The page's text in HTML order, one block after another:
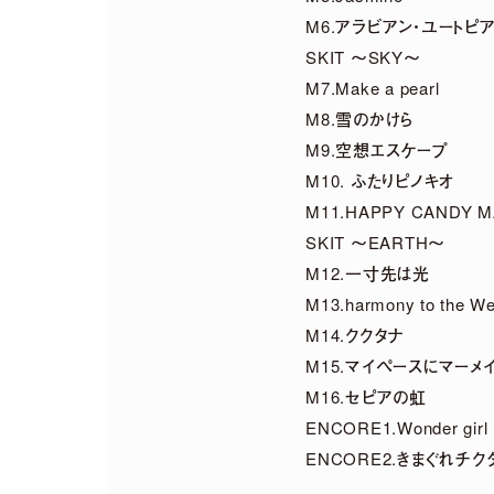
2026. 07.29
「harmoe」×「
2026.07.22
2026年12月13日「
M6.アラビアン・ユートピ
SKIT 〜SKY〜
M7.Make a pearl
M8.雪のかけら
M9.空想エスケープ
M10. ふたりピノキオ
M11.HAPPY CANDY
SKIT 〜EARTH〜
M12.一寸先は光
M13.harmony to the
M14.ククタナ
M15.マイペースにマーメ
M16.セピアの虹
ENCORE1.Wonder girl
ENCORE2.きまぐれチク